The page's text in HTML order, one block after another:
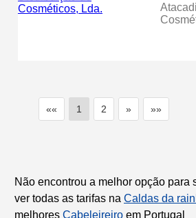
«« 1 2 » »»
Não encontrou a melhor opção para
ver todas as tarifas na Caldas da
melhores Cabeleireiro em Portugal